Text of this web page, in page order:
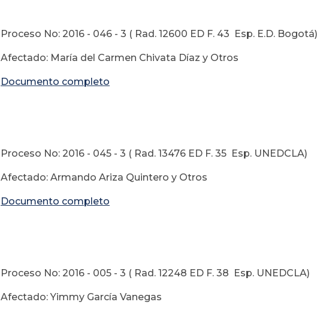
Proceso No: 2016 - 046 - 3 ( Rad. 12600 ED F. 43 Esp. E.D. Bogotá)
Afectado: María del Carmen Chivata Díaz y Otros
Documento completo
Proceso No: 2016 - 045 - 3 ( Rad. 13476 ED F. 35 Esp. UNEDCLA)
Afectado: Armando Ariza Quintero y Otros
Documento completo
21 de Abril
Proceso No: 2016 - 005 - 3 ( Rad. 12248 ED F. 38 Esp. UNEDCLA)
Afectado: Yimmy García Vanegas